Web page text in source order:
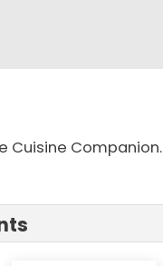
Cuisine Companion.